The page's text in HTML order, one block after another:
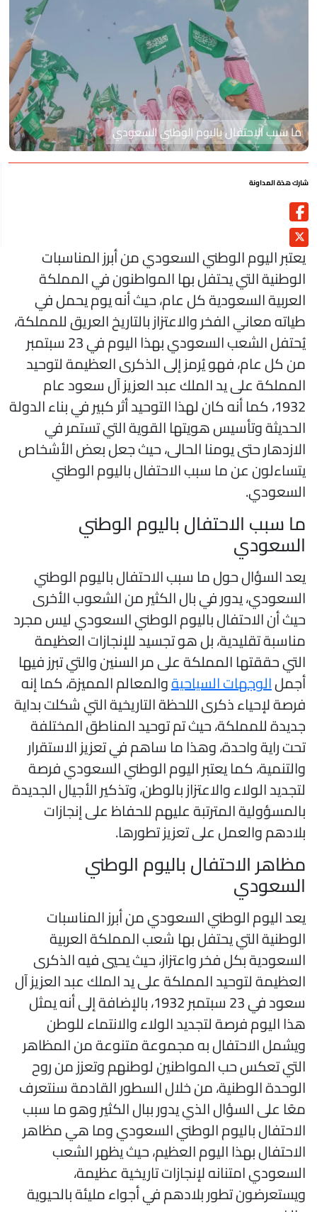
ما سبب الاحتفال باليوم الوطني السعودي
هذة المداونة
اليوم الوطني السعودي من أبرز المناسبات
التي يحتفل بها المواطنون في المملكة
السعودية كل عام، حيث أنه يوم يحمل في
معاني الفخر والاعتزاز بالتاريخ العريق للمملكة،
يُحتفل الشعب السعودي بهذا اليوم في 23 سبتمبر
كل عام، فهو يُرمز إلى الذكرى العظيمة لتوحيد
على يد الملك عبد العزيز آل سعود عام
1932، كما أنه كان لهذا التوحيد أثر كبير في بناء الدولة
وتأسيس هويتها القوية التي تستمر في
حتى يومنا الحالى، حيث جعل بعض الأشخاص
عن ما سبب الاحتفال باليوم الوطني
سبب الاحتفال باليوم الوطني
السؤال حول ما سبب الاحتفال باليوم الوطني
يدور في بال الكثير من الشعوب الأخرى
أن الاحتفال باليوم الوطني السعودي ليس مجرد
تقليدية، بل هو تجسيد للإنجازات العظيمة
حققتها المملكة على مر السنين والتي تبرز فيها
الوجهات السياحيةوالمعالم المميزة، كما إنه
لإحياء ذكرى اللحظة التاريخية التي شكلت بداية
للمملكة، حيث تم توحيد المناطق المختلفة
راية واحدة، وهذا ما ساهم في تعزيز الاستقرار
كما يعتبر اليوم الوطني السعودي فرصة
الولاء والاعتزاز بالوطن، وتذكير الأجيال الجديدة
المترتبة عليهم للحفاظ على إنجازات
والعمل على تعزيز تطورها.
الاحتفال باليوم الوطني
اليوم الوطني السعودي من أبرز المناسبات
التي يحتفل بها شعب المملكة العربية
بكل فخر واعتزاز، حيث يحيي فيه الذكرى
لتوحيد المملكة على يد الملك عبد العزيز آل
سعود في 23 سبتمبر 1932، بالإضافة إلى أنه يمثل
اليوم فرصة لتجديد الولاء والانتماء للوطن
الاحتفال به مجموعة متنوعة من المظاهر
تعكس حب المواطنين لوطنهم وتعزز من روح
الوطنية، من خلال السطور القادمة سنتعرف
على السؤال الذي يدور ببال الكثير وهو ما سبب
باليوم الوطني السعودي وما هي مظاهر
بهذا اليوم العظيم، حيث يظهر الشعب
امتنانه لإنجازات تاريخية عظيمة،
تطور بلادهم في أجواء مليئة بالحيوية